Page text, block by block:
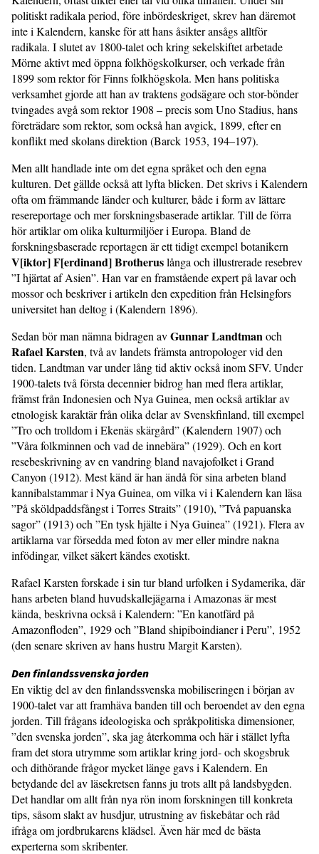
politiskt radikala period, före inbördeskriget, skrev han däremot
inte i Kalendern, kanske för att hans åsikter ansågs alltför
radikala. I slutet av 1800-talet och kring sekelskiftet arbetade
Mörne aktivt med öppna folkhögskolkurser, och verkade från
1899 som rektor för Finns folkhögskola. Men hans politiska
verksamhet gjorde att han av traktens godsägare och stor-bönder
tvingades avgå som rektor 1908 – precis som Uno Stadius, hans
företrädare som rektor, som också han avgick, 1899, efter en
konflikt med skolans direktion (Barck 1953, 194–197).
Men allt handlade inte om det egna språket och den egna
kulturen. Det gällde också att lyfta blicken. Det skrivs i Kalendern
ofta om främmande länder och kulturer, både i form av lättare
resereportage och mer forskningsbaserade artiklar. Till de förra
hör artiklar om olika kulturmiljöer i Europa. Bland de
forskningsbaserade reportagen är ett tidigt exempel botanikern
V[iktor] F[erdinand] Brotheruslånga och illustrerade resebrev
”I hjärtat af Asien”. Han var en framstående expert på lavar och
mossor och beskriver i artikeln den expedition från Helsingfors
universitet han deltog i (Kalendern 1896).
Sedan bör man nämna bidragen avGunnar Landtmanoch
Rafael Karsten, två av landets främsta antropologer vid den
tiden. Landtman var under lång tid aktiv också inom SFV. Under
1900-talets två första decennier bidrog han med flera artiklar,
främst från Indonesien och Nya Guinea, men också artiklar av
etnologisk karaktär från olika delar av Svenskfinland, till exempel
”Tro och trolldom i Ekenäs skärgård” (Kalendern 1907) och
”Våra folkminnen och vad de innebära” (1929). Och en kort
resebeskrivning av en vandring bland navajofolket i Grand
Canyon (1912). Mest känd är han ändå för sina arbeten bland
kannibalstammar i Nya Guinea, om vilka vi i Kalendern kan läsa
”På sköldpaddsfångst i Torres Straits” (1910), ”Två papuanska
sagor” (1913) och ”En tysk hjälte i Nya Guinea” (1921). Flera av
artiklarna var försedda med foton av mer eller mindre nakna
infödingar, vilket säkert kändes exotiskt.
Rafael Karsten forskade i sin tur bland urfolken i Sydamerika, där
hans arbeten bland huvudskallejägarna i Amazonas är mest
kända, beskrivna också i Kalendern: ”En kanotfärd på
Amazonfloden”, 1929 och ”Bland shipiboindianer i Peru”, 1952
(den senare skriven av hans hustru Margit Karsten).
Den finlandssvenska jorden
En viktig del av den finlandssvenska mobiliseringen i början av
1900-talet var att framhäva banden till och beroendet av den egna
jorden. Till frågans ideologiska och språkpolitiska dimensioner,
”den svenska jorden”, ska jag återkomma och här i stället lyfta
fram det stora utrymme som artiklar kring jord- och skogsbruk
och dithörande frågor mycket länge gavs i Kalendern. En
betydande del av läsekretsen fanns ju trots allt på landsbygden.
Det handlar om allt från nya rön inom forskningen till konkreta
tips, såsom slakt av husdjur, utrustning av fiskebåtar och råd
ifråga om jordbrukarens klädsel. Även här med de bästa
experterna som skribenter.